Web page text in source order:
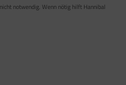
notwendig. Wenn nötig hilft Hannibal